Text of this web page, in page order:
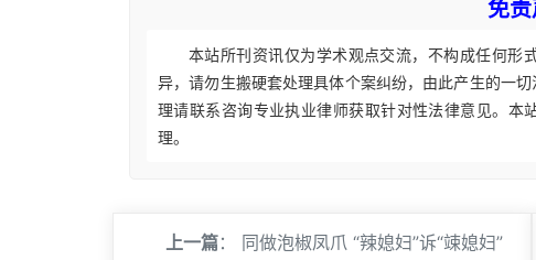
免责
本站所刊资讯仅为学术观点交流，不构成任何形
异，请勿生搬硬套处理具体个案纠纷，由此产生的一
理请联系咨询专业执业律师获取针对性法律意见。本
理。
上一篇： 同做泡椒凤爪 “辣媳妇”诉“竦媳妇”